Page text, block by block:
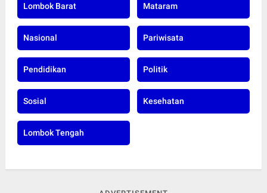
Lombok Barat Mataram
Nasional Pariwisata
Pendidikan Politik
Sosial Kesehatan
Lombok Tengah